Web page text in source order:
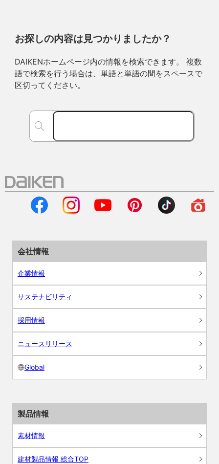
お探しの内容は見つかりましたか？
DAIKENホームページ内の情報を検索できます。 複数
語で検索を行う場合は、単語と単語の間をスペースで
区切ってください。
会社情報
企業情報
サステナビリティ
採用情報
ニュースリリース
Global
製品情報
素材情報
建材製品情報 総合TOP